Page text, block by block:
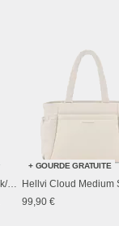
Norva 2in1 Shopper Black/Sand
+ GOURDE GRATUITE
99,90 €